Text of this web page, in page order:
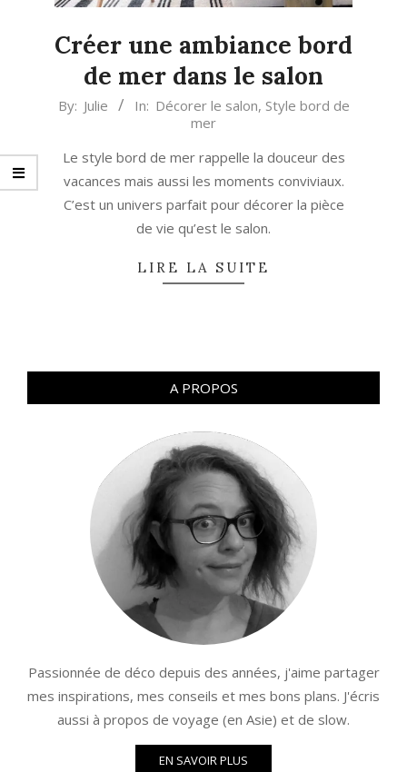
Créer une ambiance bord
de mer dans le salon
2020-
16
By: Julie In: Décorer le salon, Style bord de
mer
Le style bord de mer rappelle la douceur des
vacances mais aussi les moments conviviaux.
C’est un univers parfait pour décorer la pièce
de vie qu’est le salon.
LIRE LA SUITE
A PROPOS
Passionnée de déco depuis des années, j'aime partager
mes inspirations, mes conseils et mes bons plans. J'écris
aussi à propos de voyage (en Asie) et de slow.
EN SAVOIR PLUS